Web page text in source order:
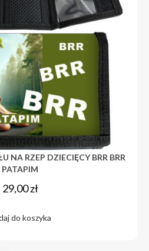
NA RZEP DZIECIĘCY BRR BRR
PATAPIM
29,00zł
do koszyka